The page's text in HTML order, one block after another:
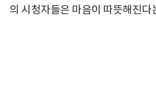
의 시청자들은 마음이 따뜻해진다